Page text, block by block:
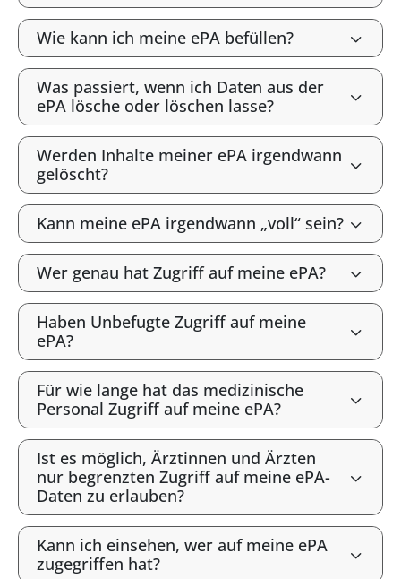
Wie kann ich meine ePA befüllen?
Was passiert, wenn ich Daten aus der
ePA lösche oder löschen lasse?
Werden Inhalte meiner ePA irgendwann
gelöscht?
Kann meine ePA irgendwann „voll“ sein?
Wer genau hat Zugriff auf meine ePA?
Haben Unbefugte Zugriff auf meine
ePA?
Für wie lange hat das medizinische
Personal Zugriff auf meine ePA?
Ist es möglich, Ärztinnen und Ärzten
nur begrenzten Zugriff auf meine ePA-
Daten zu erlauben?
Kann ich einsehen, wer auf meine ePA
zugegriffen hat?